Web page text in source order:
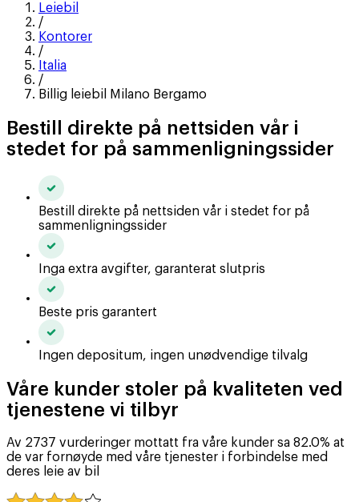
Leiebil
/
Kontorer
/
Italia
/
Billig leiebil Milano Bergamo
Bestill direkte på nettsiden vår i
stedet for på sammenligningssider
Bestill direkte på nettsiden vår i stedet for på
sammenligningssider
Inga extra avgifter, garanterat slutpris
Beste pris garantert
Ingen depositum, ingen unødvendige tilvalg
Våre kunder stoler på kvaliteten ved
tjenestene vi tilbyr
Av 2737 vurderinger mottatt fra våre kunder sa 82.0% at
de var fornøyde med våre tjenester i forbindelse med
deres leie av bil